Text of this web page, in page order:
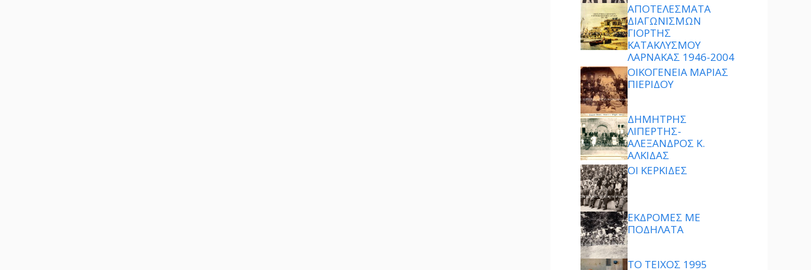
ΑΠΟΤΕΛΕΣΜΑΤΑ
ΔΙΑΓΩΝΙΣΜΩΝ
ΓΙΟΡΤΗΣ
ΚΑΤΑΚΛΥΣΜΟΥ
ΛΑΡΝΑΚΑΣ 1946-2004
ΟΙΚΟΓΕΝΕΙΑ ΜΑΡΙΑΣ
ΠΙΕΡΙΔΟΥ
ΔΗΜΗΤΡΗΣ
ΛΙΠΕΡΤΗΣ-
ΑΛΕΞΑΝΔΡΟΣ Κ.
ΑΛΚΙΔΑΣ
ΟΙ ΚΕΡΚΙΔΕΣ
ΕΚΔΡΟΜΕΣ ΜΕ
ΠΟΔΗΛΑΤΑ
ΤΟ ΤΕΙΧΟΣ 1995